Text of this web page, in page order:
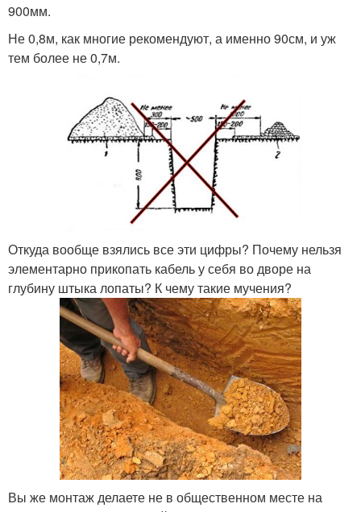
900мм.
Не 0,8м, как многие рекомендуют, а именно 90см, и уж
тем более не 0,7м.
Откуда вообще взялись все эти цифры? Почему нельзя
элементарно прикопать кабель у себя во дворе на
глубину штыка лопаты? К чему такие мучения?
Вы же монтаж делаете не в общественном месте на